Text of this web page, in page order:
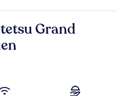
Grand